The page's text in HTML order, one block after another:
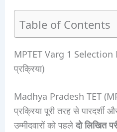
Table of Contents
MPTET Varg 1
प्रक्रिया)
Madhya Pradesh TET
प्रक्रिया पूरी तरह से पारदर्शी
उम्मीदवारों को पहलेदो लिखित